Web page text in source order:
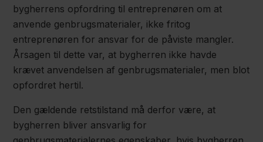
bygherrens opfordring til entreprenøren om at
anvende genbrugsmaterialer, ikke fritog
entreprenøren for ansvar for de påviste mangler.
Årsagen til dette var, at bygherren ikke havde
krævet anvendelsen af genbrugsmaterialer, men blot
opfordret hertil.
Den gældende retstilstand må derfor være, at
bygherren bliver ansvarlig for